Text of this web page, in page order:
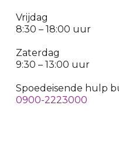
Vrijdag
8:30 – 18:00 uur
Zaterdag
9:30 – 13:00 uur
Spoedeisende hulp
0900-2223000